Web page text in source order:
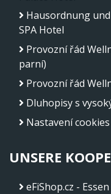
Hausordnung
SPA Hotel
Provozní řád
parní)
Provozní řád
Dluhopisy s
Nastavení cookies
UNSERE
eFiShop.cz -